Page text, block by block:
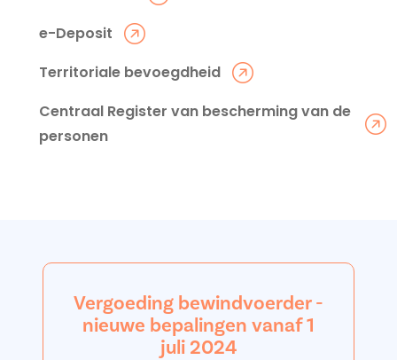
e-Deposit
Territoriale bevoegdheid
Centraal Register van bescherming van de
personen
Vergoeding bewindvoerder -
nieuwe bepalingen vanaf 1
juli 2024